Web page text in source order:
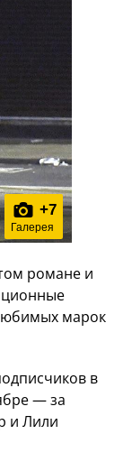
+7
Галерея
романе и
марок
в
— за
и Лили